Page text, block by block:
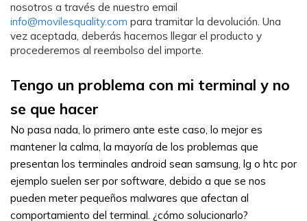
info@movilesquality.com para tramitar la devolución. Una
vez aceptada, deberás hacernos llegar el producto y
procederemos al reembolso del importe.
Tengo un problema con mi terminal y no
se que hacer
No pasa nada, lo primero ante este caso, lo mejor es
mantener la calma, la mayoría de los problemas que
presentan los terminales android sean samsung, lg o htc por
ejemplo suelen ser por software, debido a que se nos
pueden meter pequeños malwares que afectan al
comportamiento del terminal. ¿cómo solucionarlo?